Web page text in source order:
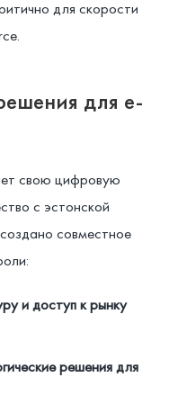
для скорости
для e-
свою цифровую
с эстонской
совместное
и доступ к рынку
решения для